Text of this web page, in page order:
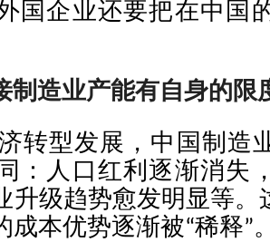
国企业还要把在中国
制造业产能有自身的限
转型发展，中国制造
：人口红利逐渐消失
升级趋势愈发明显等。
成本优势逐渐被“稀释”